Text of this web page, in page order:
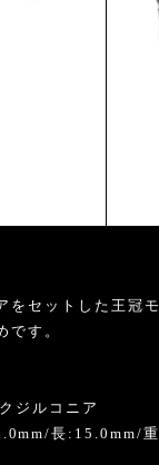
をセットした王冠
です。
ジルコニア
長:15.0mm/